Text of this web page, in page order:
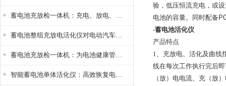
蓄电池充放检一体机：充电、放电、检测三功能集成设备
蓄电池整组充放电活化仪对电动汽车电池有帮助吗？
蓄电池充放检一体机：为电池健康管理提供一站式解决方案
智能蓄电池单体活化仪：高效恢复电池性能，延长蓄电池使用寿命
验，低压恒流充电，或
电池的容量。同时配备
-蓄电池活化仪
产品特点
1、充放电、活化及曲线
线在每次工作执行完后
（放）电电流、充（放